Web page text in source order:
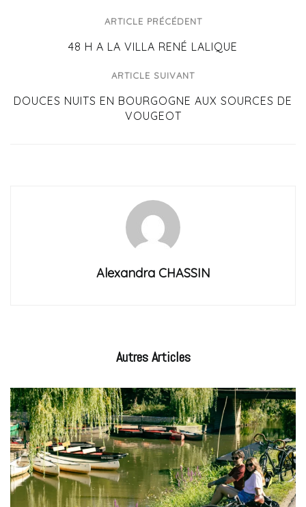
ARTICLE PRÉCÉDENT
48 H A LA VILLA RENÉ LALIQUE
ARTICLE SUIVANT
DOUCES NUITS EN BOURGOGNE AUX SOURCES DE
VOUGEOT
Alexandra CHASSIN
AutresArticles